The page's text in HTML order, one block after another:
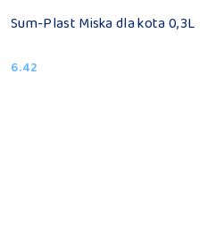
Sum-Plast Miska dla kota 0,3L
Cena:
6.42